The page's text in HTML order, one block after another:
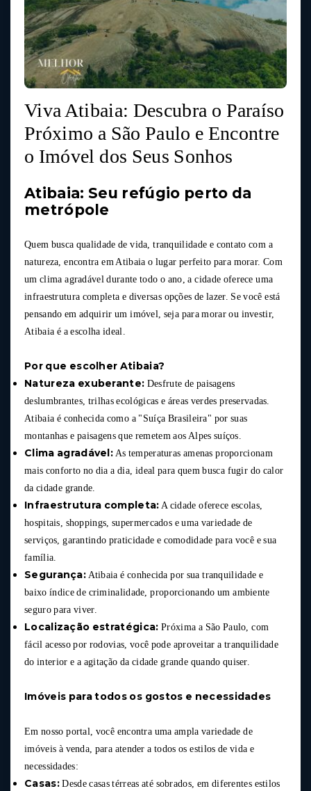
Viva Atibaia: Descubra o Paraíso
Próximo a São Paulo e Encontre
o Imóvel dos Seus Sonhos
Atibaia: Seu refúgio perto da
metrópole
Quem busca qualidade de vida, tranquilidade e contato com a
natureza, encontra em Atibaia o lugar perfeito para morar. Com
um clima agradável durante todo o ano, a cidade oferece uma
infraestrutura completa e diversas opções de lazer. Se você está
pensando em adquirir um imóvel, seja para morar ou investir,
Atibaia é a escolha ideal.
Por que escolher Atibaia?
Natureza exuberante: Desfrute de paisagens
deslumbrantes, trilhas ecológicas e áreas verdes preservadas.
Atibaia é conhecida como a "Suíça Brasileira" por suas
montanhas e paisagens que remetem aos Alpes suíços.
Clima agradável: As temperaturas amenas proporcionam
mais conforto no dia a dia, ideal para quem busca fugir do calor
da cidade grande.
Infraestrutura completa: A cidade oferece escolas,
hospitais, shoppings, supermercados e uma variedade de
serviços, garantindo praticidade e comodidade para você e sua
família.
Segurança: Atibaia é conhecida por sua tranquilidade e
baixo índice de criminalidade, proporcionando um ambiente
seguro para viver.
Localização estratégica: Próxima a São Paulo, com
fácil acesso por rodovias, você pode aproveitar a tranquilidade
do interior e a agitação da cidade grande quando quiser.
Imóveis para todos os gostos e necessidades
Em nosso portal, você encontra uma ampla variedade de
imóveis à venda, para atender a todos os estilos de vida e
necessidades:
Casas:Desde casas térreas até sobrados, em diferentes estilos